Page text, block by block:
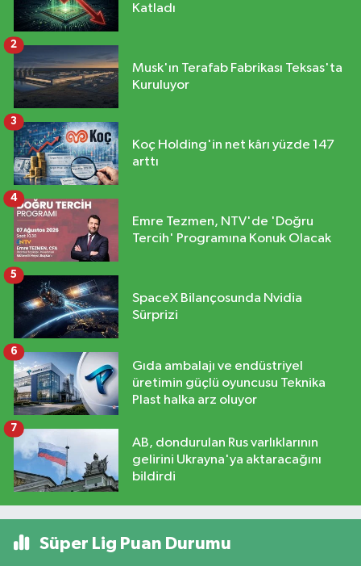
Katladı
Musk'ın Terafab Fabrikası Teksas'ta
Kuruluyor
2
Koç Holding'in net kârı yüzde 147
arttı
3
Emre Tezmen, NTV'de 'Doğru
Tercih' Programına Konuk Olacak
4
SpaceX Bilançosunda Nvidia
Sürprizi
5
Gıda ambalajı ve endüstriyel
üretimin güçlü oyuncusu Teknika
Plast halka arz oluyor
6
AB, dondurulan Rus varlıklarının
gelirini Ukrayna'ya aktaracağını
bildirdi
7
Süper Lig Puan Durumu